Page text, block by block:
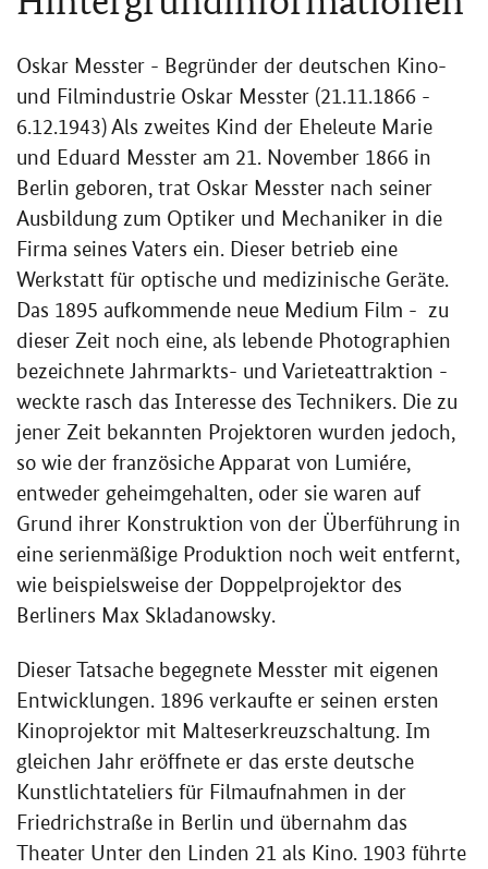
Oskar Messter - Begründer der deutschen Kino-
und Filmindustrie Oskar Messter (21.11.1866 -
6.12.1943) Als zweites Kind der Eheleute Marie
und Eduard Messter am 21. November 1866 in
Berlin geboren, trat Oskar Messter nach seiner
Ausbildung zum Optiker und Mechaniker in die
Firma seines Vaters ein. Dieser betrieb eine
Werkstatt für optische und medizinische Geräte.
Das 1895 aufkommende neue Medium Film - zu
dieser Zeit noch eine, als lebende Photographien
bezeichnete Jahrmarkts- und Varieteattraktion -
weckte rasch das Interesse des Technikers. Die zu
jener Zeit bekannten Projektoren wurden jedoch,
so wie der französiche Apparat von Lumiére,
entweder geheimgehalten, oder sie waren auf
Grund ihrer Konstruktion von der Überführung in
eine serienmäßige Produktion noch weit entfernt,
wie beispielsweise der Doppelprojektor des
Berliners Max Skladanowsky.
Dieser Tatsache begegnete Messter mit eigenen
Entwicklungen. 1896 verkaufte er seinen ersten
Kinoprojektor mit Malteserkreuzschaltung. Im
gleichen Jahr eröffnete er das erste deutsche
Kunstlichtateliers für Filmaufnahmen in der
Friedrichstraße in Berlin und übernahm das
Theater Unter den Linden 21 als Kino. 1903 führte